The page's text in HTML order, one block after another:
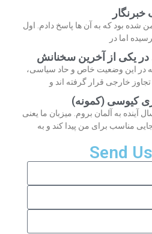
بود که به آن ها پاسخ دادم. اول
اما در
در یکی از آخرین سخنانش
که در این وضعیت خاص و حاد سیاسی،
خارجی قرار گرفته اند و
کیوسی (کمونه)
آینده به آلمان بروم. میزبان ما یعنی
مناسب برای من پیدا کند و به
Send